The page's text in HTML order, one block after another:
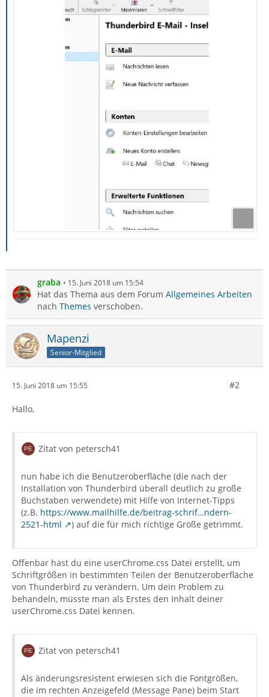
graba 15. Juni 2018 um 15:54
Hat das Thema aus dem Forum Allgemeines Arbeiten
nach Themes verschoben.
Mapenzi
Senior-Mitglied
15. Juni 2018 um 15:55 #2
Hallo,
Zitat von petersch41
nun habe ich die Benutzeroberfläche (die nach der
Installation von Thunderbird überall deutlich zu große
Buchstaben verwendete) mit Hilfe von Internet-Tipps
(z.B. https://www.mailhilfe.de/beitrag-schrif…ndern-
2521-html
) auf die für mich richtige Größe getrimmt.
Offenbar hast du eine userChrome.css Datei erstellt, um
Schriftgrôßen in bestimmten Teilen der Benutzeroberfläche
von Thunderbird zu verändern. Um dein Problem zu
behandeln, müsste man als Erstes den Inhalt deiner
userChrome.css Datei kennen.
Zitat von petersch41
Als änderungsresistent erwiesen sich die Fontgrößen,
die im rechten Anzeigefeld (Message Pane) beim Start